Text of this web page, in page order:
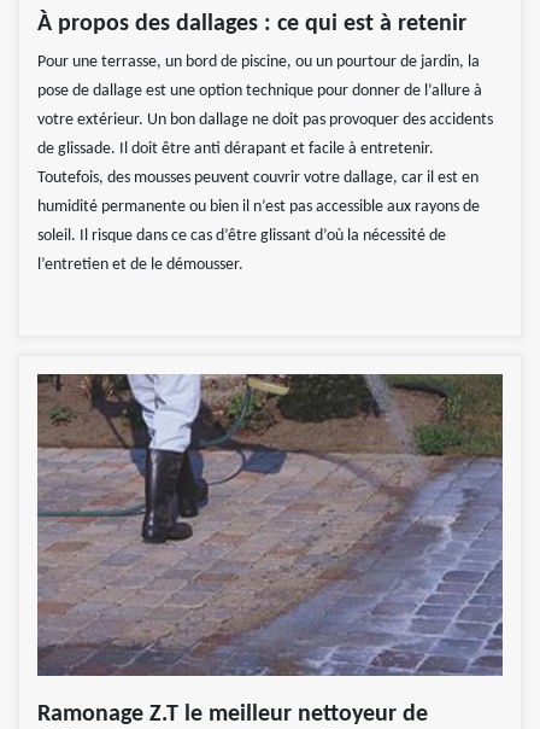
À propos des dallages : ce qui est à retenir
Pour une terrasse, un bord de piscine, ou un pourtour de jardin, la
pose de dallage est une option technique pour donner de l’allure à
votre extérieur. Un bon dallage ne doit pas provoquer des accidents
de glissade. Il doit être anti dérapant et facile à entretenir.
Toutefois, des mousses peuvent couvrir votre dallage, car il est en
humidité permanente ou bien il n’est pas accessible aux rayons de
soleil. Il risque dans ce cas d’être glissant d’où la nécessité de
l’entretien et de le démousser.
Ramonage Z.T le meilleur nettoyeur de